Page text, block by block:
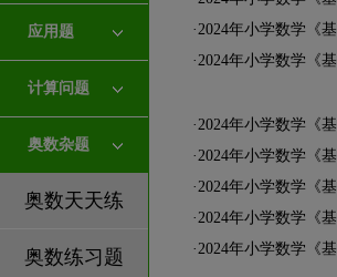
应用题
计算问题
奥数杂题
奥数天天练
奥数练习题
·2024年小学数学《
·2024年小学数学《
·2024年小学数学《
·2024年小学数学《
·2024年小学数学《
·2024年小学数学《
·2024年小学数学《